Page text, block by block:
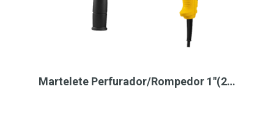
Martelete Perfurador/Rompedor 1"(2…